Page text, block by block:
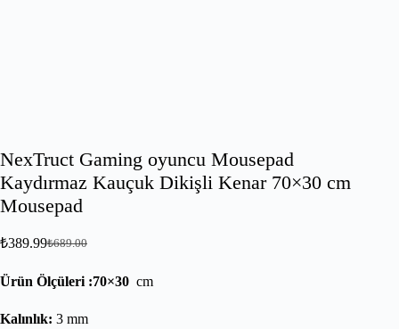
NexTruct Gaming oyuncu Mousepad
Kaydırmaz Kauçuk Dikişli Kenar 70×30 cm
Mousepad
₺689.00
₺389.99
Ürün Ölçüleri :70×30 cm
Kalınlık: 3 mm